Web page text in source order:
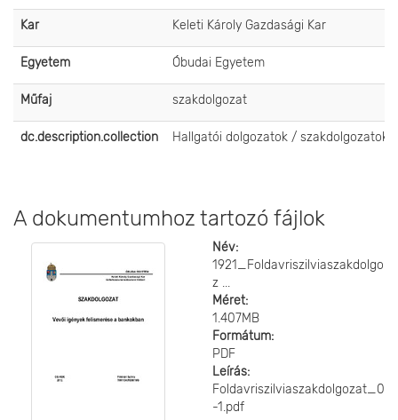
Kar Keleti Károly Gazdasági Kar
Egyetem Óbudai Egyetem
Műfaj szakdolgozat
dc.description.collection Hallgatói dolgozatok / szakdolgozatok
A dokumentumhoz tartozó fájlok
Név:
1921_Foldavriszilviaszakdolgo
z ...
Méret:
1.407MB
Formátum:
PDF
Leírás:
Foldavriszilviaszakdolgozat_0
-1.pdf